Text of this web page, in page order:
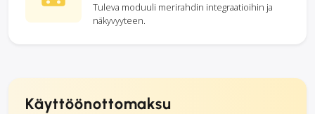
Tuleva moduuli merirahdin integraatioihin ja
näkyvyyteen.
Käyttöönottomaksu